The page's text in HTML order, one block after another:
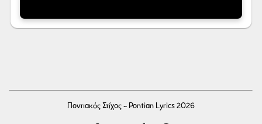
Ποντιακός Στίχος - Pontian Lyrics 2026